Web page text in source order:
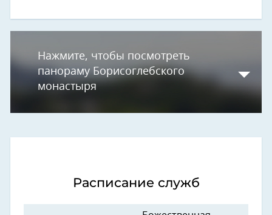
Нажмите, чтобы посмотреть
панораму Борисоглебского
монастыря
Расписание служб